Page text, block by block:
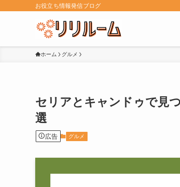
お役立ち情報発信ブログ
ホーム グルメ
セリアとキャンドゥで見
選
広告 グルメ